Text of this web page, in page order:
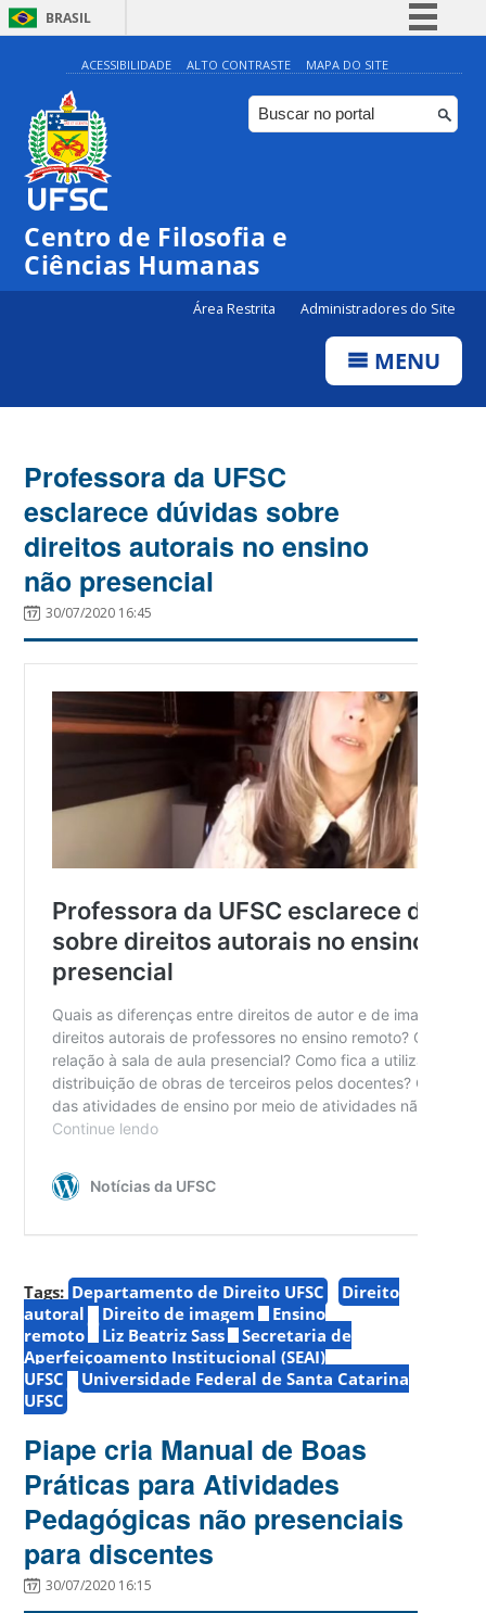
BRASIL
Simplifique!
Comunica BR
Participe
ACESSIBILIDADE ALTO CONTRASTE MAPA DO SITE
Centro de Filosofia e
Ciências Humanas
Área Restrita Administradores do Site
MENU
Professora da UFSC
esclarece dúvidas sobre
direitos autorais no ensino
não presencial
30/07/2020 16:45
Tags: Departamento de Direito UFSC
Direito
autoral
Direito de imagem
Ensino
remoto
Liz Beatriz Sass
Secretaria de
Aperfeiçoamento Institucional (SEAI)
UFSC
Universidade Federal de Santa Catarina
UFSC
Piape cria Manual de Boas
Práticas para Atividades
Pedagógicas não presenciais
para discentes
30/07/2020 16:15